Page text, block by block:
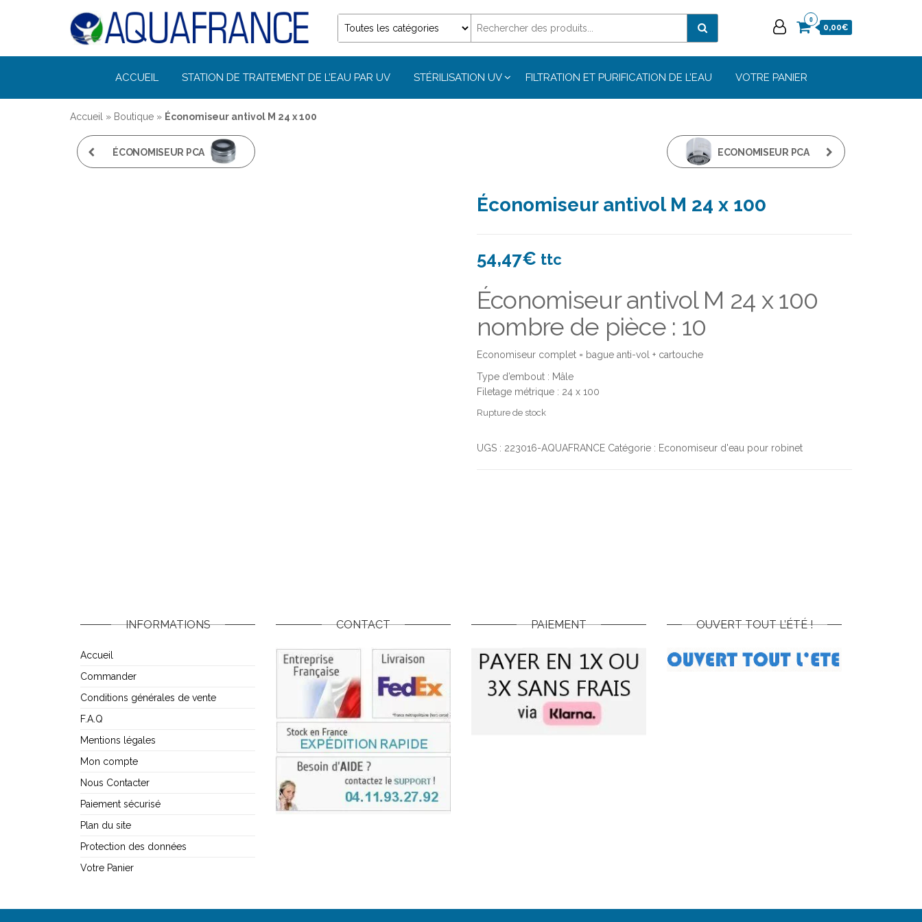
Désinfection
Uv de l'eau |
Filtration et
Potabilisation
0
0,00€
ACCUEIL STATION DE TRAITEMENT DE L’EAU PAR UV STÉRILISATION UV FILTRATION ET PURIFICATION DE L’EAU VOTRE PANIER
Accueil » Boutique » Économiseur antivol M 24 x 100
ÉCONOMISEUR PCA ECONOMISEUR PCA
Économiseur antivol M 24 x 100
54,47€ ttc
Économiseur antivol M 24 x 100
nombre de pièce : 10
Economiseur complet = bague anti-vol + cartouche
Type d’embout : Mâle
Filetage métrique : 24 x 100
Rupture de stock
UGS : 223016-AQUAFRANCE Catégorie : Economiseur d'eau pour robinet
INFORMATIONS
Accueil
Commander
Conditions générales de vente
F.A.Q
Mentions légales
Mon compte
Nous Contacter
Paiement sécurisé
Plan du site
Protection des données
Votre Panier
CONTACT PAIEMENT OUVERT TOUT L’ÉTÉ !